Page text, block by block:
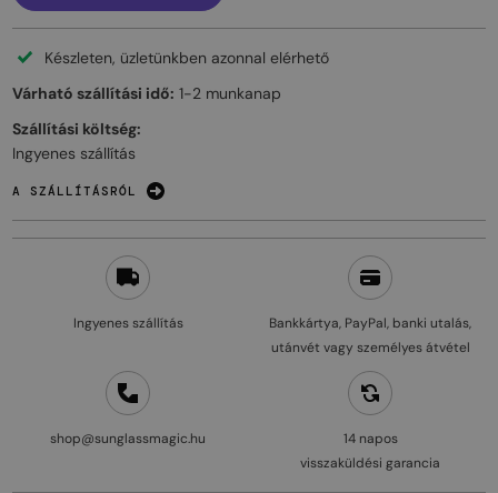
Ingyenes szállítás
Bankkártya, PayPal, banki utalás,
utánvét vagy személyes átvétel
shop@sunglassmagic.hu
14 napos
visszaküldési garancia
Készleten, üzletünkben azonnal elérhető
Várható szállítási idő: 1-2 munkanap
Szállítási költség:
Ingyenes szállítás
A SZÁLLÍTÁSRÓL